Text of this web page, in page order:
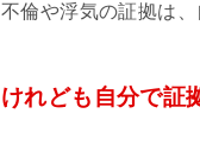
不倫や浮気の証拠は
けれども自分で証